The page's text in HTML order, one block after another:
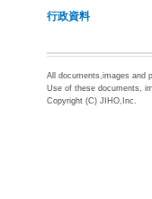
行政資料
All documents,images and
Use of these documents,
Copyright (C) JIHO,Inc.